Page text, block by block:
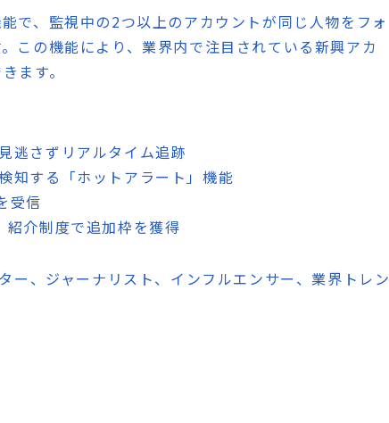
で、監視中の2つ以上のアカウントが同じ人物をフォ
この機能により、業界内で注目されている新興アカ
ます。
逃さずリアルタイム追跡
知する「ホットアラート」機能
受信
介制度で追加枠を獲得
ー、ジャーナリスト、インフルエンサー、業界トレン